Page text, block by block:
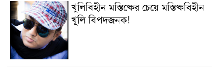
খুলিবিহীন মস্তিষ্কের চেয়ে মস্তিষ্কবিহীন
খুলি বিপদজনক!